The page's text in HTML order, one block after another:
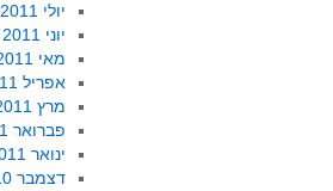
יולי 2011
יוני 2011
מאי 2011
אפריל 2011
מרץ 2011
פברואר 2011
ינואר 2011
דצמבר 2010